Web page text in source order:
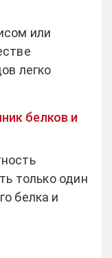
или
легко
белков и
только один
белка и